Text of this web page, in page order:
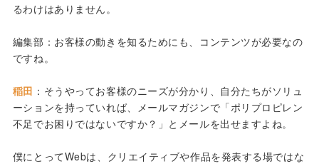
るわけはありません。
編集部：お客様の動きを知るためにも、コンテンツが必要なの
ですね。
稲田 ：そうやってお客様のニーズが分かり、自分たちがソリュ
ーションを持っていれば、メールマガジンで「ポリプロピレン
不足でお困りではないですか？」とメールを出せますよね。
僕にとってWebは、クリエイティブや作品を発表する場ではな